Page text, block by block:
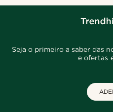
Seja o primeiro a saber das
e ofertas